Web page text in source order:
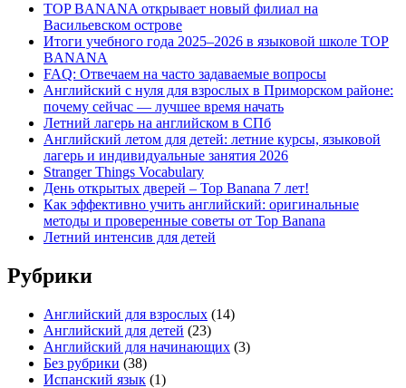
TOP BANANA открывает новый филиал на
Васильевском острове
Итоги учебного года 2025–2026 в языковой школе TOP
BANANA
FAQ: Отвечаем на часто задаваемые вопросы
Английский с нуля для взрослых в Приморском районе:
почему сейчас — лучшее время начать
Летний лагерь на английском в СПб
Английский летом для детей: летние курсы, языковой
лагерь и индивидуальные занятия 2026
Stranger Things Vocabulary
День открытых дверей – Top Banana 7 лет!
Как эффективно учить английский: оригинальные
методы и проверенные советы от Top Banana
Летний интенсив для детей
Рубрики
Английский для взрослых (14)
Английский для детей (23)
Английский для начинающих (3)
Без рубрики (38)
Испанский язык (1)